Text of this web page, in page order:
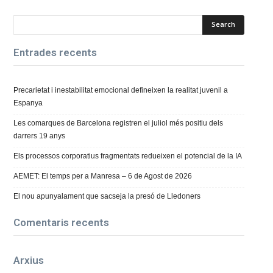
Entrades recents
Precarietat i inestabilitat emocional defineixen la realitat juvenil a
Espanya
Les comarques de Barcelona registren el juliol més positiu dels
darrers 19 anys
Els processos corporatius fragmentats redueixen el potencial de la IA
AEMET: El temps per a Manresa – 6 de Agost de 2026
El nou apunyalament que sacseja la presó de Lledoners
Comentaris recents
Arxius